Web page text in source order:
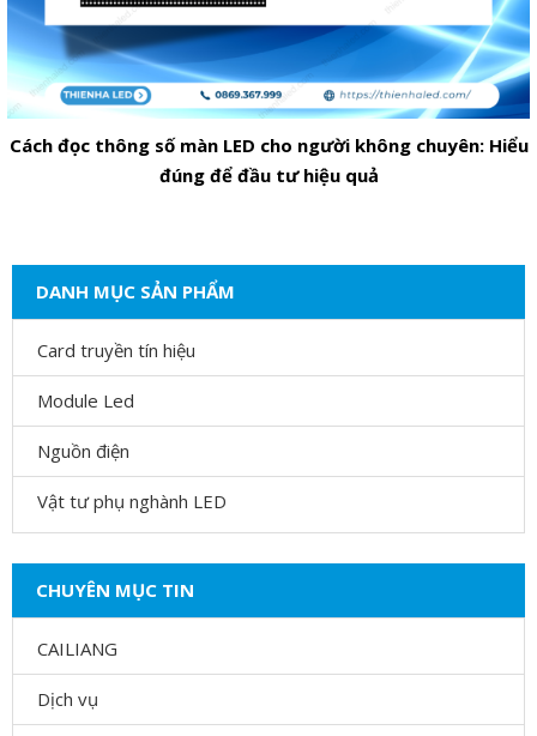
Cách đọc thông số màn LED cho người không chuyên: Hiểu
đúng để đầu tư hiệu quả
DANH MỤC SẢN PHẨM
Card truyền tín hiệu
Module Led
Nguồn điện
Vật tư phụ nghành LED
CHUYÊN MỤC TIN
CAILIANG
Dịch vụ